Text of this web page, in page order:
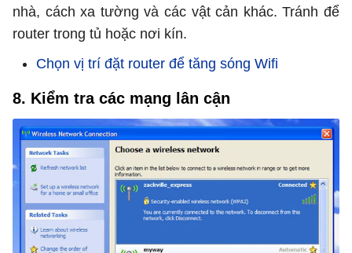
nhà, cách xa tường và các vật cản khác. Tránh để
router trong tủ hoặc nơi kín.
Chọn vị trí đặt router để tăng sóng Wifi
8. Kiểm tra các mạng lân cận